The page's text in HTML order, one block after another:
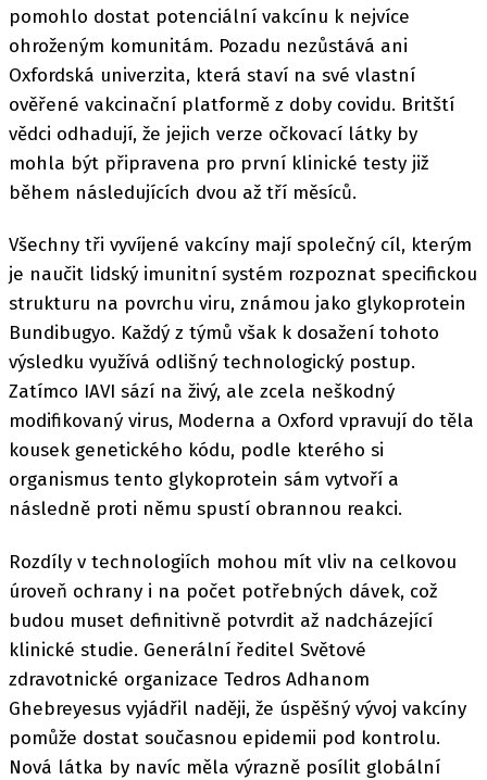
pomohlo dostat potenciální vakcínu k nejvíce
ohroženým komunitám. Pozadu nezůstává ani
Oxfordská univerzita, která staví na své vlastní
ověřené vakcinační platformě z doby covidu. Britští
vědci odhadují, že jejich verze očkovací látky by
mohla být připravena pro první klinické testy již
během následujících dvou až tří měsíců.
Všechny tři vyvíjené vakcíny mají společný cíl, kterým
je naučit lidský imunitní systém rozpoznat specifickou
strukturu na povrchu viru, známou jako glykoprotein
Bundibugyo. Každý z týmů však k dosažení tohoto
výsledku využívá odlišný technologický postup.
Zatímco IAVI sází na živý, ale zcela neškodný
modifikovaný virus, Moderna a Oxford vpravují do těla
kousek genetického kódu, podle kterého si
organismus tento glykoprotein sám vytvoří a
následně proti němu spustí obrannou reakci.
Rozdíly v technologiích mohou mít vliv na celkovou
úroveň ochrany i na počet potřebných dávek, což
budou muset definitivně potvrdit až nadcházející
klinické studie. Generální ředitel Světové
zdravotnické organizace Tedros Adhanom
Ghebreyesus vyjádřil naději, že úspěšný vývoj vakcíny
pomůže dostat současnou epidemii pod kontrolu.
Nová látka by navíc měla výrazně posílit globální